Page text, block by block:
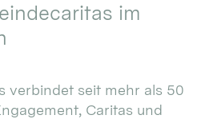
im
verbindet seit mehr als 50
Caritas und